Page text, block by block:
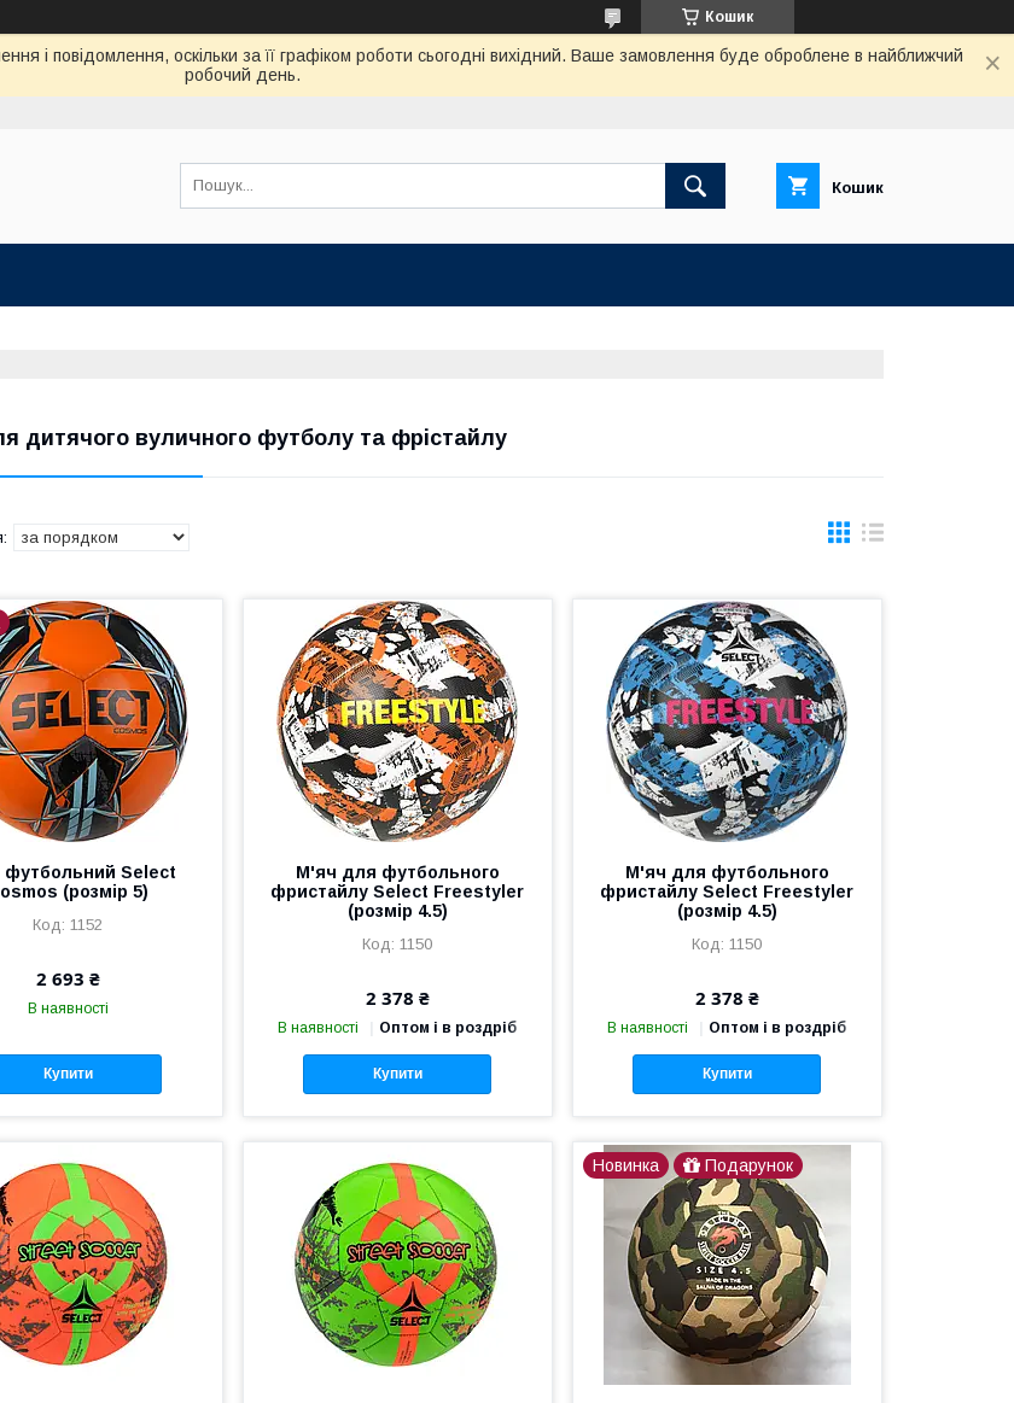
Кошик
і повідомлення, оскільки за її графіком роботи сьогодні вихідний. Ваше замовлення буде оброблене в найближчий
робочий день.
Кошик
дитячого вуличного футболу та фрістайлу
Select
(розмір 5)
1152
2 693 ₴
В наявності
Купити
М'яч для футбольного
фристайлу Select Freestyler
(розмір 4.5)
1150
2 378 ₴
В наявності Оптом і в роздріб
Купити
М'яч для футбольного
фристайлу Select Freestyler
(розмір 4.5)
1150
2 378 ₴
В наявності Оптом і в роздріб
Купити
Новинка Подарунок